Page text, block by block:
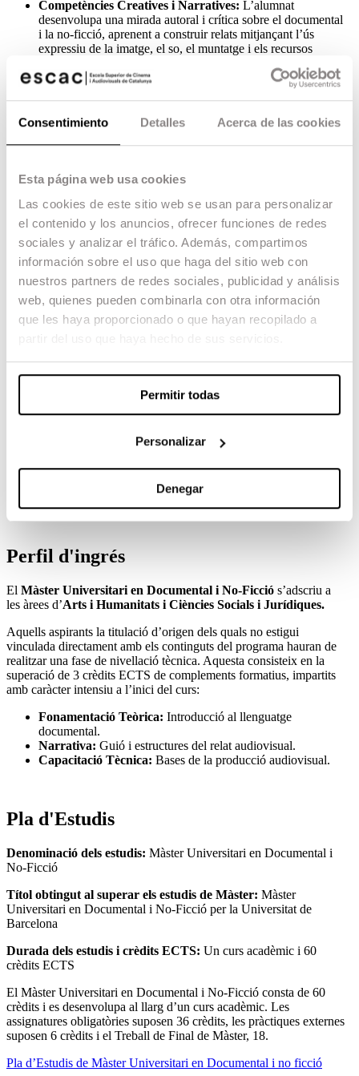
Consentimiento Detalles Acerca de las cookies
Esta página web usa cookies
Las cookies de este sitio web se usan para personalizar
el contenido y los anuncios, ofrecer funciones de redes
sociales y analizar el tráfico. Además, compartimos
información sobre el uso que haga del sitio web con
nuestros partners de redes sociales, publicidad y análisis
web, quienes pueden combinarla con otra información
que les haya proporcionado o que hayan recopilado a
Permitir todas
Personalizar
Denegar
Competències Creatives i Narratives: L’alumnat
desenvolupa una mirada autoral i crítica sobre el documental
i la no-ficció, aprenent a construir relats mitjançant l’ús
expressiu de la imatge, el so, el muntatge i els recursos
Competències Tècniques:El programa proporciona eines
tècniques per investigar, rodar, muntar i postproduir projectes
documentals, integrant decisions creatives, narratives i
Competències Analítiques i de Planificació:
capacitat d’analitzar críticament l’evolució i les formes del
documental, així com de planificar projectes audiovisuals
mitjançant processos d’investigació, reflexió i treball
Competències Interpersonals i de Comunicació:
Competències Professionals i de Desenvolupament:
entorns professionals, promovent la responsabilitat ètica,
l’autoavaluació i el desenvolupament creatiu i investigador
en l’àmbit de la no-ficció.
Perfil d'ingrés
El Màster Universitari en Documental i No-Ficció s’adscriu a
les àrees d’Arts i Humanitats i Ciències Socials i Jurídiques.
Aquells aspirants la titulació d’origen dels quals no estigui
vinculada directament amb els continguts del programa hauran de
realitzar una fase de nivellació tècnica. Aquesta consisteix en la
superació de 3 crèdits ECTS de complements formatius, impartits
amb caràcter intensiu a l’inici del curs:
Fonamentació Teòrica: Introducció al llenguatge
documental.
Narrativa: Guió i estructures del relat audiovisual.
Capacitació Tècnica: Bases de la producció audiovisual.
Pla d'Estudis
Denominació dels estudis: Màster Universitari en Documental i
No-Ficció
Títol obtingut al superar els estudis de Màster: Màster
Universitari en Documental i No-Ficció per la Universitat de
Barcelona
Durada dels estudis i crèdits ECTS: Un curs acadèmic i 60
crèdits ECTS
El Màster Universitari en Documental i No-Ficció consta de 60
crèdits i es desenvolupa al llarg d’un curs acadèmic. Les
assignatures obligatòries suposen 36 crèdits, les pràctiques externes
suposen 6 crèdits i el Treball de Final de Màster, 18.
Pla d’Estudis de Màster Universitari en Documental i no ficció